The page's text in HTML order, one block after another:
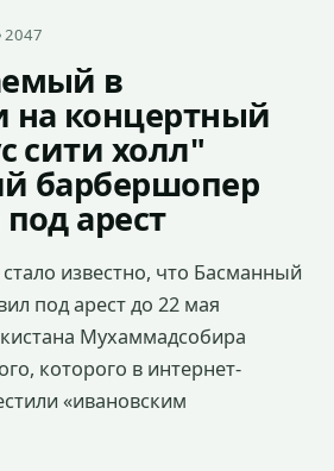
в
на концертный
сити холл"
барбершопер
арест
известно, что Басманный
под арест до 22 мая
Мухаммадсобира
которого в интернет-
«ивановским